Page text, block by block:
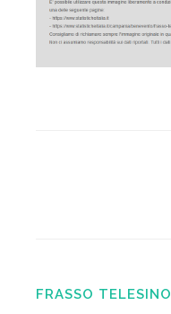
FRASSO TELESINO